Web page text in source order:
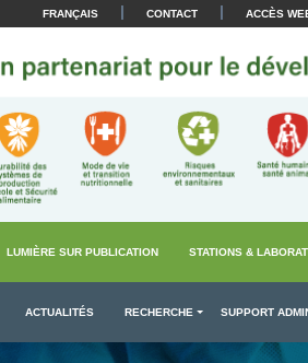
FRANÇAIS | CONTACT | ACCÈS
LUMIÈRE SUR PUBLICATION STATIONS &
ACTUALITÉS RECHERCHE SUPPORT